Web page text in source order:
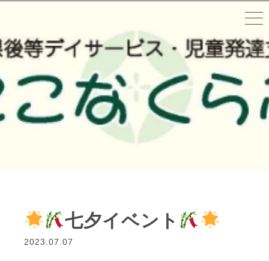
七夕イベント
2023.07.07